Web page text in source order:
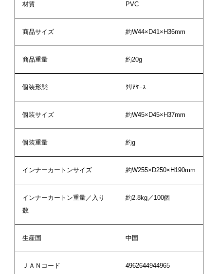
材質 PVC
商品サイズ 約W44×D41×H36mm
商品重量 約20g
個装形態 ｸﾘｱｹｰｽ
個装サイズ 約W45×D45×H37mm
個装重量 約g
インナーカートンサイズ 約W255×D250×H190mm
インナーカートン重量／入り
数
約2.8kg／100個
生産国 中国
ＪＡＮコード 4962644944965